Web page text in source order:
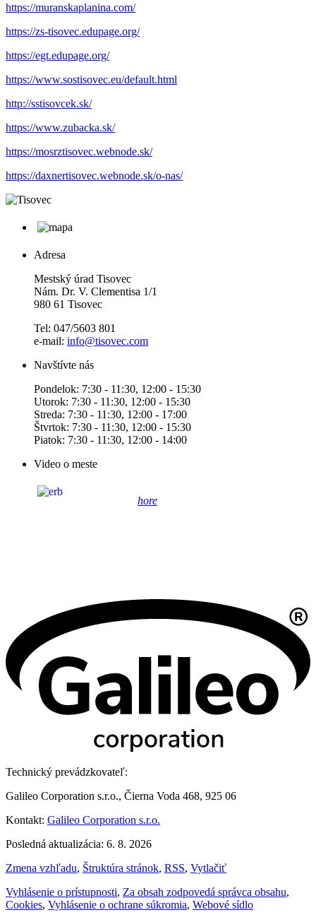
https://muranskaplanina.com/
https://zs-tisovec.edupage.org/
https://egt.edupage.org/
https://www.sostisovec.eu/default.html
http://sstisovcek.sk/
https://www.zubacka.sk/
https://mosrztisovec.webnode.sk/
https://daxnertisovec.webnode.sk/o-nas/
Adresa
Mestský úrad Tisovec
Nám. Dr. V. Clementisa 1/1
980 61 Tisovec
Tel: 047/5603 801
e-mail: info@tisovec.com
Navštívte nás
Pondelok: 7:30 - 11:30, 12:00 - 15:30
Utorok: 7:30 - 11:30, 12:00 - 15:30
Streda: 7:30 - 11:30, 12:00 - 17:00
Štvrtok: 7:30 - 11:30, 12:00 - 15:30
Piatok: 7:30 - 11:30, 12:00 - 14:00
Video o meste
hore
Technický prevádzkovateľ:
Galileo Corporation s.r.o., Čierna Voda 468, 925 06
Kontakt: Galileo Corporation s.r.o.
Posledná aktualizácia: 6. 8. 2026
Zmena vzhľadu, Štruktúra stránok, RSS, Vytlačiť
Vyhlásenie o prístupnosti, Za obsah zodpovedá správca obsahu,
Cookies, Vyhlásenie o ochrane súkromia, Webové sídlo